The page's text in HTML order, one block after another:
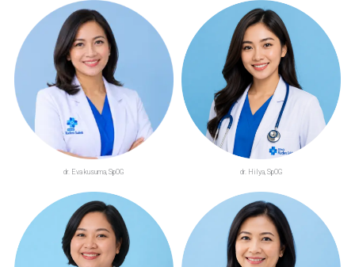
dr. Eva kusuma, SpOG dr. Hilya, SpOG